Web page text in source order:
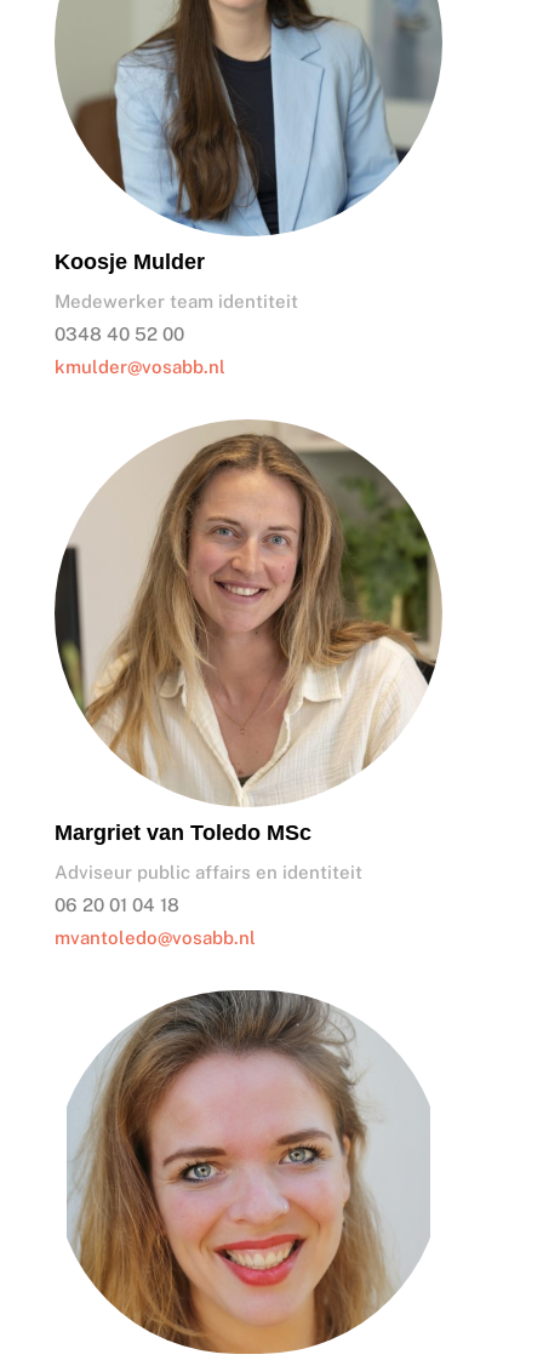
Koosje Mulder
Medewerker team identiteit
0348 40 52 00
kmulder@vosabb.nl
Margriet van Toledo MSc
Adviseur public affairs en identiteit
06 20 01 04 18
mvantoledo@vosabb.nl